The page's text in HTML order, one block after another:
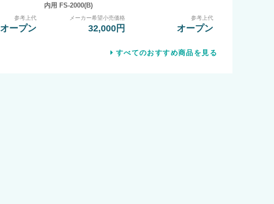
参考上代
オープン
内用 FS-2000(B)
メーカー希望小売価格
32,000円
参考上代
オープン
すべてのおすすめ商品を見る